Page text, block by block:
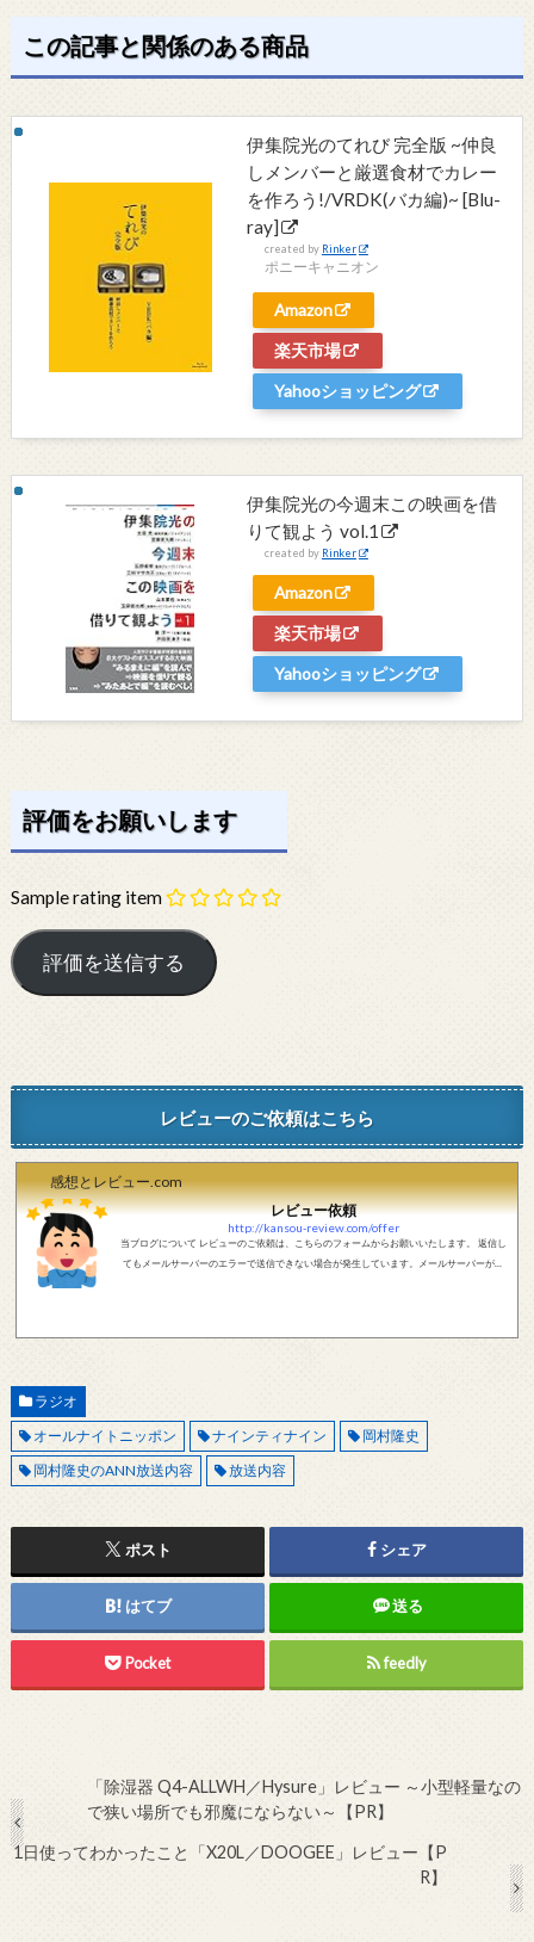
この記事と関係のある商品
伊集院光のてれび 完全版 ~仲良
しメンバーと厳選食材でカレー
を作ろう!/VRDK(バカ編)~ [Blu-
ray]
created by Rinker
ポニーキャニオン
Amazon
楽天市場
Yahooショッピング
伊集院光の今週末この映画を借
りて観よう vol.1
created by Rinker
Amazon
楽天市場
Yahooショッピング
評価をお願いします
Sample rating item
レビューのご依頼はこちら
感想とレビュー.com
レビュー依頼
http://kansou-review.com/offer
当ブログについて レビューのご依頼は、こちらのフォームからお願いいたします。 返信し
てもメールサーバーのエラーで送信できない場合が発生しています。メールサーバーが正
ラジオ
オールナイトニッポン
ナインティナイン
岡村隆史
岡村隆史のANN放送内容
放送内容
ポスト シェア
はてブ 送る
Pocket feedly
「除湿器 Q4-ALLWH／Hysure」レビュー ～小型軽量なの
で狭い場所でも邪魔にならない～【PR】
1日使ってわかったこと「X20L／DOOGEE」レビュー【P
R】